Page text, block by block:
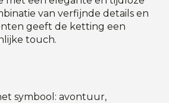
van verfijnde details en
geeft de ketting een
touch.
symbool: avontuur,